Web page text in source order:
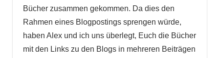
Bücher zusammen gekommen. Da dies den
Rahmen eines Blogpostings sprengen würde,
haben Alex und ich uns überlegt, Euch die Bücher
mit den Links zu den Blogs in mehreren Beiträgen